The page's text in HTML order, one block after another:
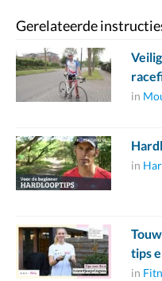
Gerelateerde
in
in
tips
in